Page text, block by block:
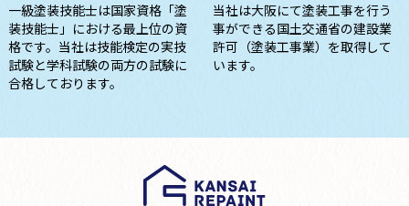
一級塗装技能士は国家資格「塗
装技能士」における最上位の資
格です。当社は技能検定の実技
試験と学科試験の両方の試験に
合格しております。
当社は大阪にて塗装工事を行う
事ができる国土交通省の建設業
許可（塗装工事業）を取得して
います。